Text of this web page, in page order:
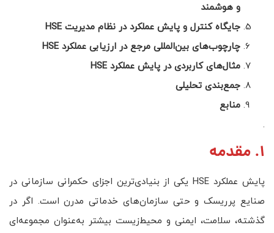
و هوشمند
جایگاه کنترل و پایش عملکرد در نظام مدیریت HSE
چارچوب‌های بین‌المللی مرجع در ارزیابی عملکرد HSE
مثال‌های کاربردی در پایش عملکرد HSE
جمع‌بندی تحلیلی
منابع
.
1. مقدمه
پایش عملکرد HSE یکی از بنیادی‌ترین اجزای حکمرانی سازمانی در
صنایع پرریسک و حتی سازمان‌های خدماتی مدرن است. اگر در
گذشته، سلامت، ایمنی و محیط‌زیست بیشتر به‌عنوان مجموعه‌ای